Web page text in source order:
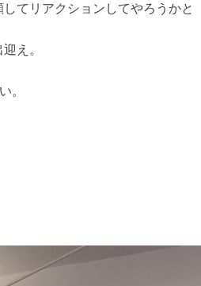
てリアクションしてやろうかと
え。
。